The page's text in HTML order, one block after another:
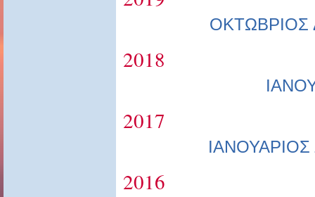
ΟΚΤΩΒΡΙΟΣ
2018
2017
ΙΑΝΟΥΑΡΙΟΣ
2016